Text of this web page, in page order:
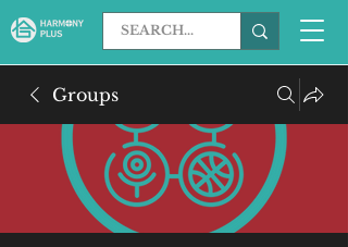
Groups